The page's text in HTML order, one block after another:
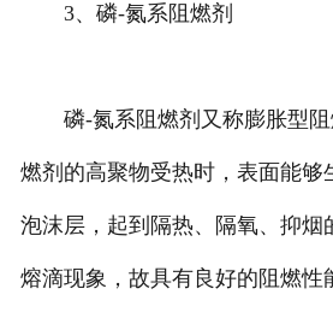
3、磷-氮系阻燃剂
磷-氮系阻燃剂又称膨胀型阻
燃剂的高聚物受热时，表面能够
泡沫层，起到隔热、隔氧、抑烟
熔滴现象，故具有良好的阻燃性